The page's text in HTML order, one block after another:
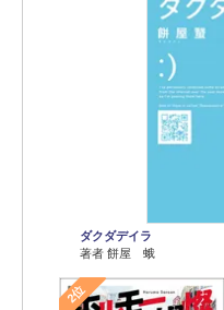
ダクダデイラ
著者 餅屋 蛾
2位